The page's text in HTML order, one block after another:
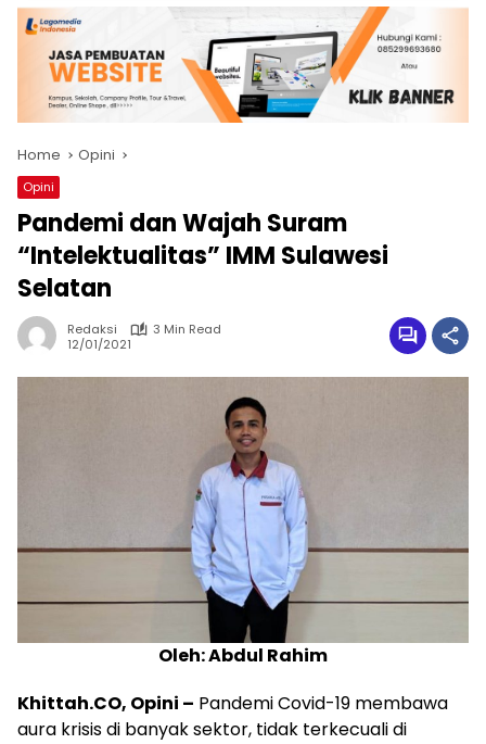
Home Opini
Opini
Pandemi dan Wajah Suram
“Intelektualitas” IMM Sulawesi
Selatan
Redaksi
3 Min Read
12/01/2021
Oleh: Abdul Rahim
Khittah.CO, Opini – Pandemi Covid-19 membawa
aura krisis di banyak sektor, tidak terkecuali di